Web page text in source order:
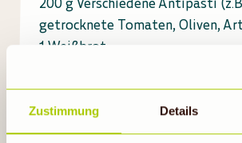
Zustimmung Details
getrocknete Tomaten, Oliven,
1 Weißbrot
Zubereitung